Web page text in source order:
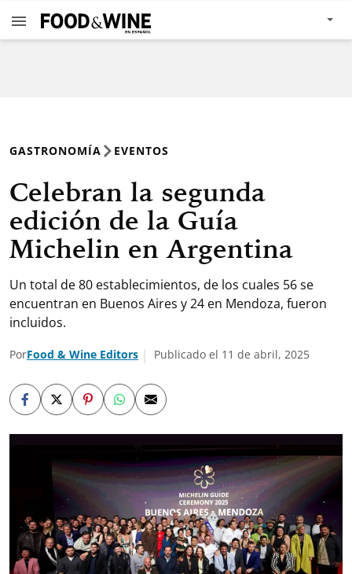
GASTRONOMÍA EVENTOS
Celebran la segunda
edición de la Guía
Michelin en Argentina
Un total de 80 establecimientos, de los cuales 56 se
encuentran en Buenos Aires y 24 en Mendoza, fueron
incluidos.
PorFood & Wine Editors Publicado el 11 de abril, 2025